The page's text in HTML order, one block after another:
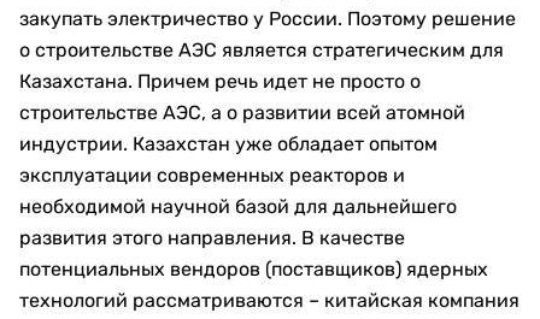
закупать электричество у России. Поэтому решение
о строительстве АЭС является стратегическим для
Казахстана. Причем речь идет не просто о
строительстве АЭС, а о развитии всей атомной
индустрии. Казахстан уже обладает опытом
эксплуатации современных реакторов и
необходимой научной базой для дальнейшего
развития этого направления. В качестве
потенциальных вендоров (поставщиков) ядерных
технологий рассматриваются – китайская компания